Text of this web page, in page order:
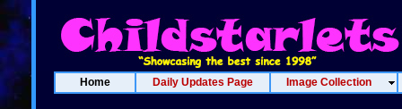
Home Daily Updates Page Image Collection